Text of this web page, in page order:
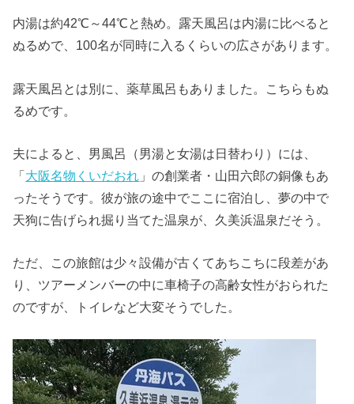
内湯は約42℃～44℃と熱め。露天風呂は内湯に比べると
ぬるめで、100名が同時に入るくらいの広さがあります。
露天風呂とは別に、薬草風呂もありました。こちらもぬ
るめです。
夫によると、男風呂（男湯と女湯は日替わり）には、
「大阪名物くいだおれ 」の創業者・山田六郎の銅像もあ
ったそうです。彼が旅の途中でここに宿泊し、夢の中で
天狗に告げられ掘り当てた温泉が、久美浜温泉だそう。
ただ、この旅館は少々設備が古くてあちこちに段差があ
り、ツアーメンバーの中に車椅子の高齢女性がおられた
のですが、トイレなど大変そうでした。